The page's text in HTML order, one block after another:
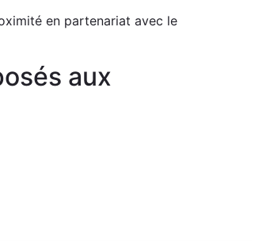
en partenariat avec le
aux